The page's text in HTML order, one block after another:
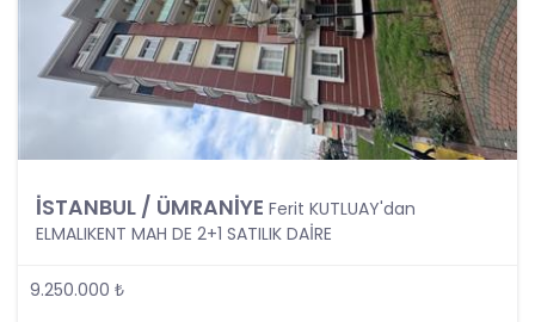
KİŞİSEL VERİLERİN İŞLENME
ŞARTLARI
1. Kişisel Verilerin Tespiti ve İşlenmesi
KVKK uyarınca, kişisel veri “Kimliği belirli veya
belirlenebilir gerçek kişiye ilişkin her türlü bilgi”
ad, soyad, doğum yeri, doğum tarihi gibi kişilerin
tanınmasını ve teşhisini sağlayan bilgilerden
kültürel, ekonomik, psikolojik tüm bilgilerini de
İSTANBUL / ÜMRANİYE Ferit KUTLUAY'dan
ELMALIKENT MAH DE 2+1 SATILIK DAİRE
9.250.000 ₺